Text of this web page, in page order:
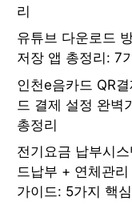
리
유튜브 다운로드
저장 앱 총정리: 7
인천e음카드 QR
드 결제 설정 완벽
총정리
전기요금 납부시
드납부 + 연체관
가이드: 5가지 핵